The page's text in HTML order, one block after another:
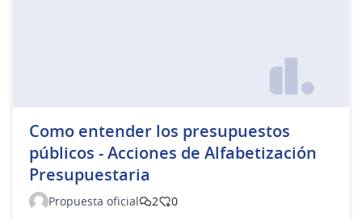
Como entender los presupuestos
públicos - Acciones de Alfabetización
Presupuestaria
Propuesta oficial 2 0